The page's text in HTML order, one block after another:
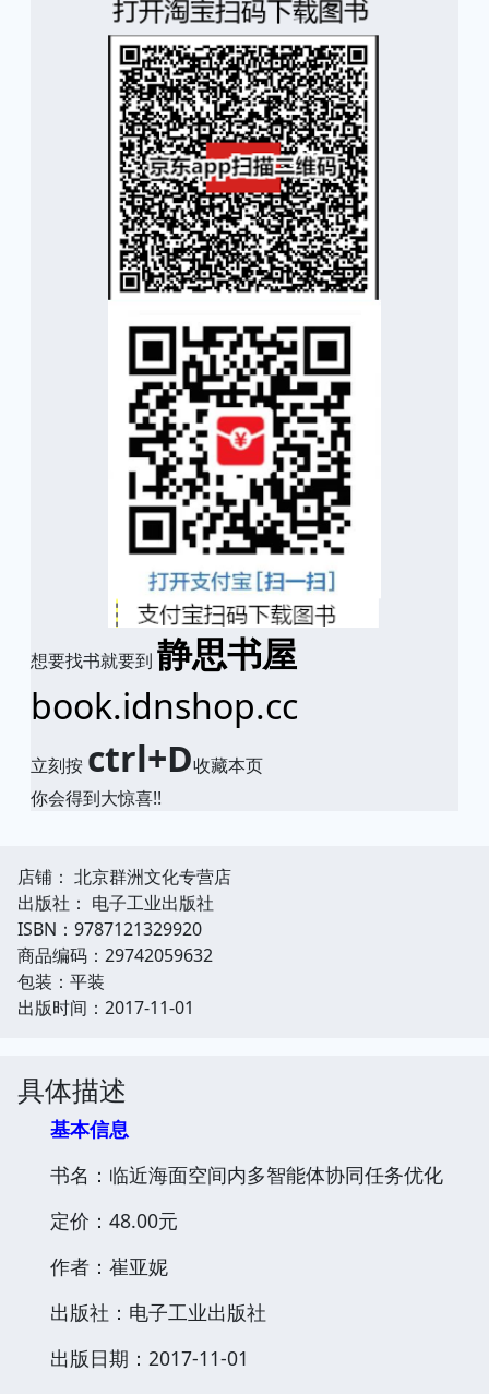
想要找书就要到 静思书屋
book.idnshop.cc
立刻按 ctrl+D收藏本页
你会得到大惊喜!!
店铺： 北京群洲文化专营店
出版社： 电子工业出版社
ISBN：9787121329920
商品编码：29742059632
包装：平装
出版时间：2017-11-01
具体描述
基本信息
书名：临近海面空间内多智能体协同任务优化
定价：48.00元
作者：崔亚妮
出版社：电子工业出版社
出版日期：2017-11-01